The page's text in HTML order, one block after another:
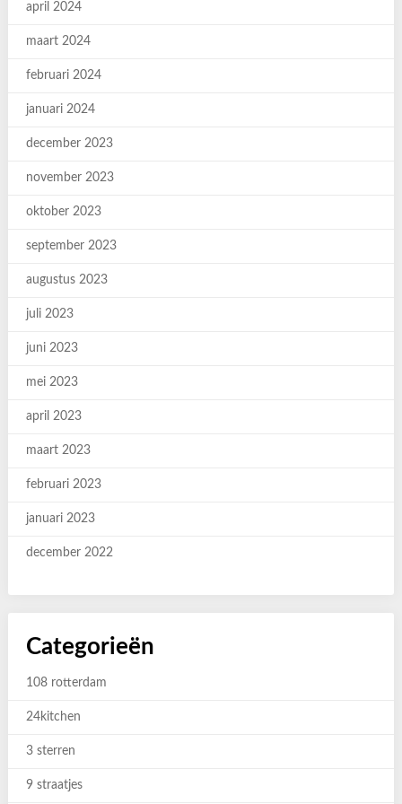
april 2024
maart 2024
februari 2024
januari 2024
december 2023
november 2023
oktober 2023
september 2023
augustus 2023
juli 2023
juni 2023
mei 2023
april 2023
maart 2023
februari 2023
januari 2023
december 2022
Categorieën
108 rotterdam
24kitchen
3 sterren
9 straatjes